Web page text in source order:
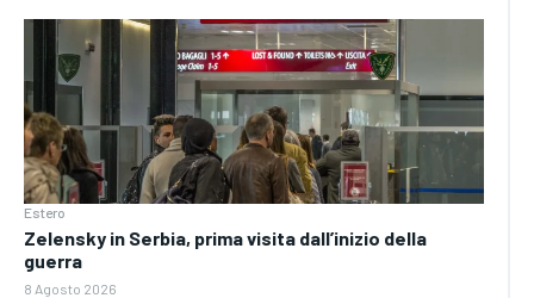
Estero
Zelensky in Serbia, prima visita dall’inizio della
guerra
8 Agosto 2026